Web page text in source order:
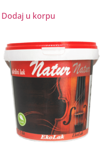
Dodaj u korpu